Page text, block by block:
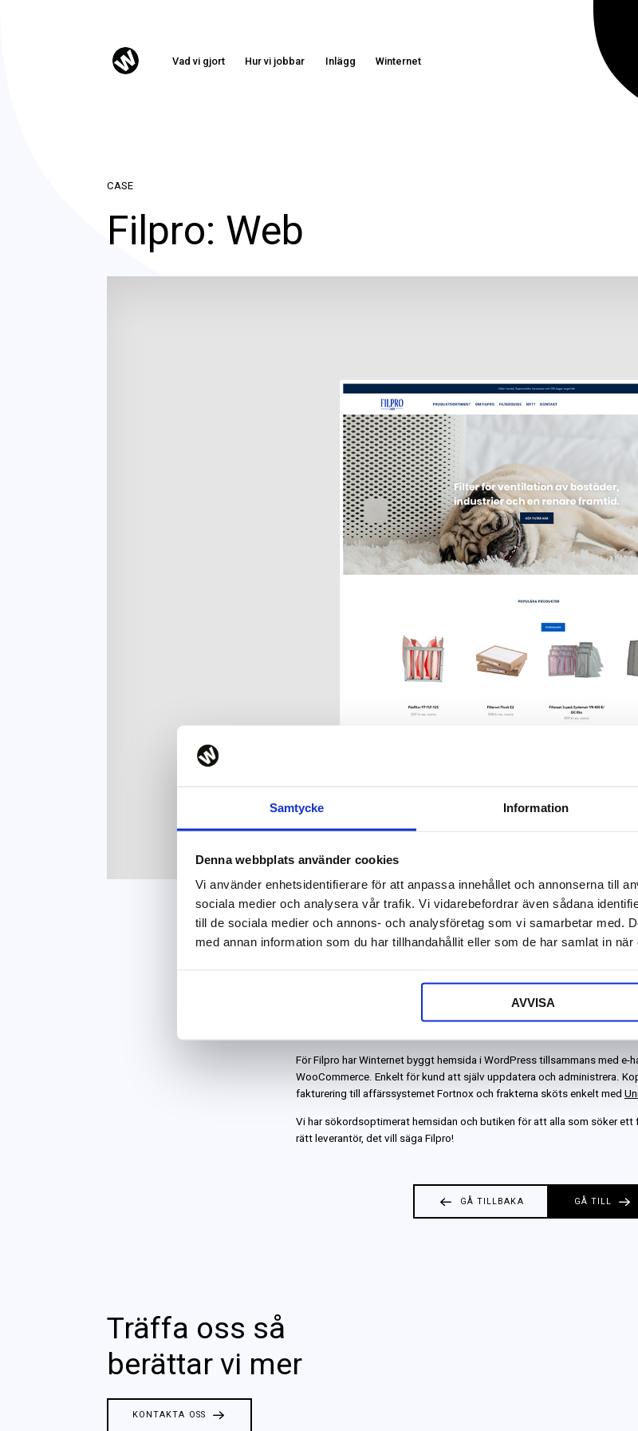
Samtycke Information
Denna webbplats använder cookies
Vi använder enhetsidentifierare för att anpassa innehållet och annonserna till
sociala medier och analysera vår trafik. Vi vidarebefordrar även sådana
till de sociala medier och annons- och analysföretag som vi samarbetar med.
med annan information som du har tillhandahållit eller som de har samlat in
AVVISA
Vad vi gjort Hur vi jobbar Inlägg Winternet
CASE
Filpro: Web
Specialister på filter
Winternet har levererat
För Filpro har Winternet byggt hemsida i WordPress tillsammans med e-
WooCommerce. Enkelt för kund att själv uppdatera och administrera.
fakturering till affärssystemet Fortnox och frakterna sköts enkelt med
Vi har sökordsoptimerat hemsidan och butiken för att alla som söker
rätt leverantör, det vill säga Filpro!
GÅ TILLBAKA GÅ TILL
Träffa oss så
berättar vi mer
KONTAKTA OSS